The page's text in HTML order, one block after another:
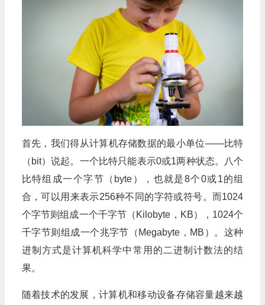
首先，我们得从计算机存储数据的最小单位——比特
（bit）说起。一个比特只能表示0或1两种状态。八个
比特组成一个字节（byte），也就是8个0或1的组
合，可以用来表示256种不同的字符或符号。而1024
个字节则组成一个千字节（Kilobyte，KB），1024个
千字节则组成一个兆字节（Megabyte，MB）。这种
进制方式是计算机科学中常用的二进制计数法的结
果。
随着技术的发展，计算机和移动设备存储容量越来越